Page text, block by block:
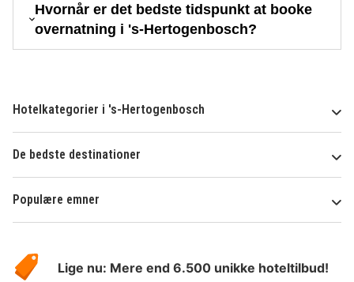
Hvornår er det bedste tidspunkt at booke
overnatning i 's-Hertogenbosch?
Hotelkategorier i 's-Hertogenbosch
De bedste destinationer
Populære emner
HotelSpecials
Lige nu: Mere end 6.500 unikke hoteltilbud!